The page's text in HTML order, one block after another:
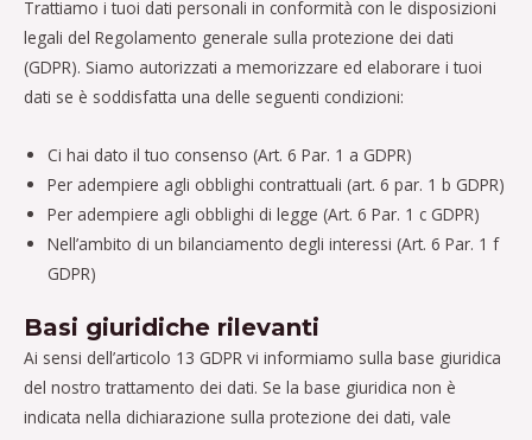
Trattiamo i tuoi dati personali in conformità con le disposizioni
legali del Regolamento generale sulla protezione dei dati
(GDPR). Siamo autorizzati a memorizzare ed elaborare i tuoi
dati se è soddisfatta una delle seguenti condizioni:
Ci hai dato il tuo consenso (Art. 6 Par. 1 a GDPR)
Per adempiere agli obblighi contrattuali (art. 6 par. 1 b GDPR)
Per adempiere agli obblighi di legge (Art. 6 Par. 1 c GDPR)
Nell’ambito di un bilanciamento degli interessi (Art. 6 Par. 1 f
GDPR)
Basi giuridiche rilevanti
Ai sensi dell’articolo 13 GDPR vi informiamo sulla base giuridica
del nostro trattamento dei dati. Se la base giuridica non è
indicata nella dichiarazione sulla protezione dei dati, vale